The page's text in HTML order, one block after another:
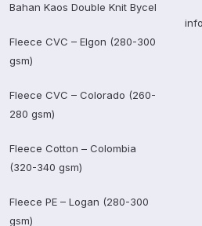
Bahan Kaos Double Knit Bycel
Fleece CVC – Elgon (280-300
gsm)
Fleece CVC – Colorado (260-
280 gsm)
Fleece Cotton – Colombia
(320-340 gsm)
Fleece PE – Logan (280-300
gsm)